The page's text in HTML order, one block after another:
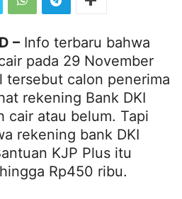
– Info terbaru bahwa
pada 29 November
tersebut calon penerima
rekening Bank DKI
cair atau belum. Tapi
rekening bank DKI
KJP Plus itu
Rp450 ribu.